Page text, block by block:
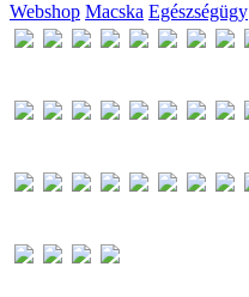
Webshop Macska Egészségügy